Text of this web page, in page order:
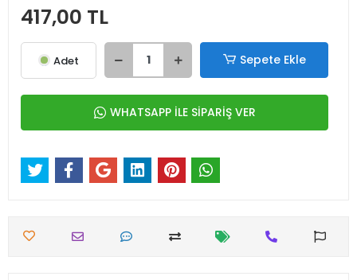
417,00 TL
Adet Sepete Ekle
WHATSAPP İLE SİPARİŞ VER